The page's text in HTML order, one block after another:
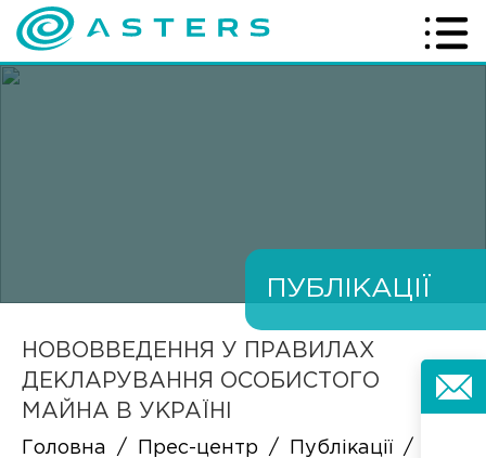
ПУБЛІКАЦІЇ
НОВОВВЕДЕННЯ У ПРАВИЛАХ
ДЕКЛАРУВАННЯ ОСОБИСТОГО
МАЙНА В УКРАЇНІ
Головна / Прес-центр / Публікації
/